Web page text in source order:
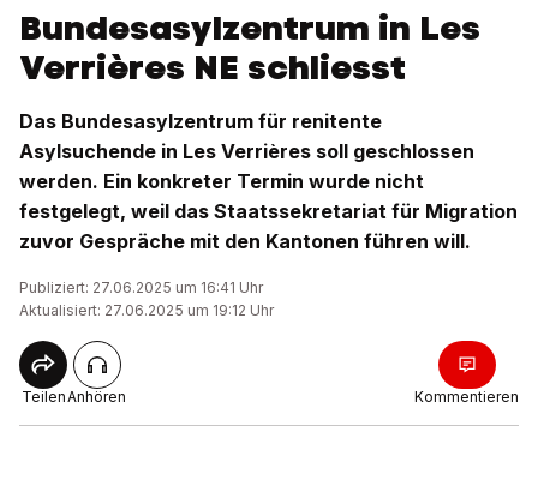
Bundesasylzentrum in Les
Verrières NE schliesst
Das Bundesasylzentrum für renitente
Asylsuchende in Les Verrières soll geschlossen
werden. Ein konkreter Termin wurde nicht
festgelegt, weil das Staatssekretariat für Migration
zuvor Gespräche mit den Kantonen führen will.
Publiziert: 27.06.2025 um 16:41 Uhr
Aktualisiert: 27.06.2025 um 19:12 Uhr
TeilenAnhören Kommentieren